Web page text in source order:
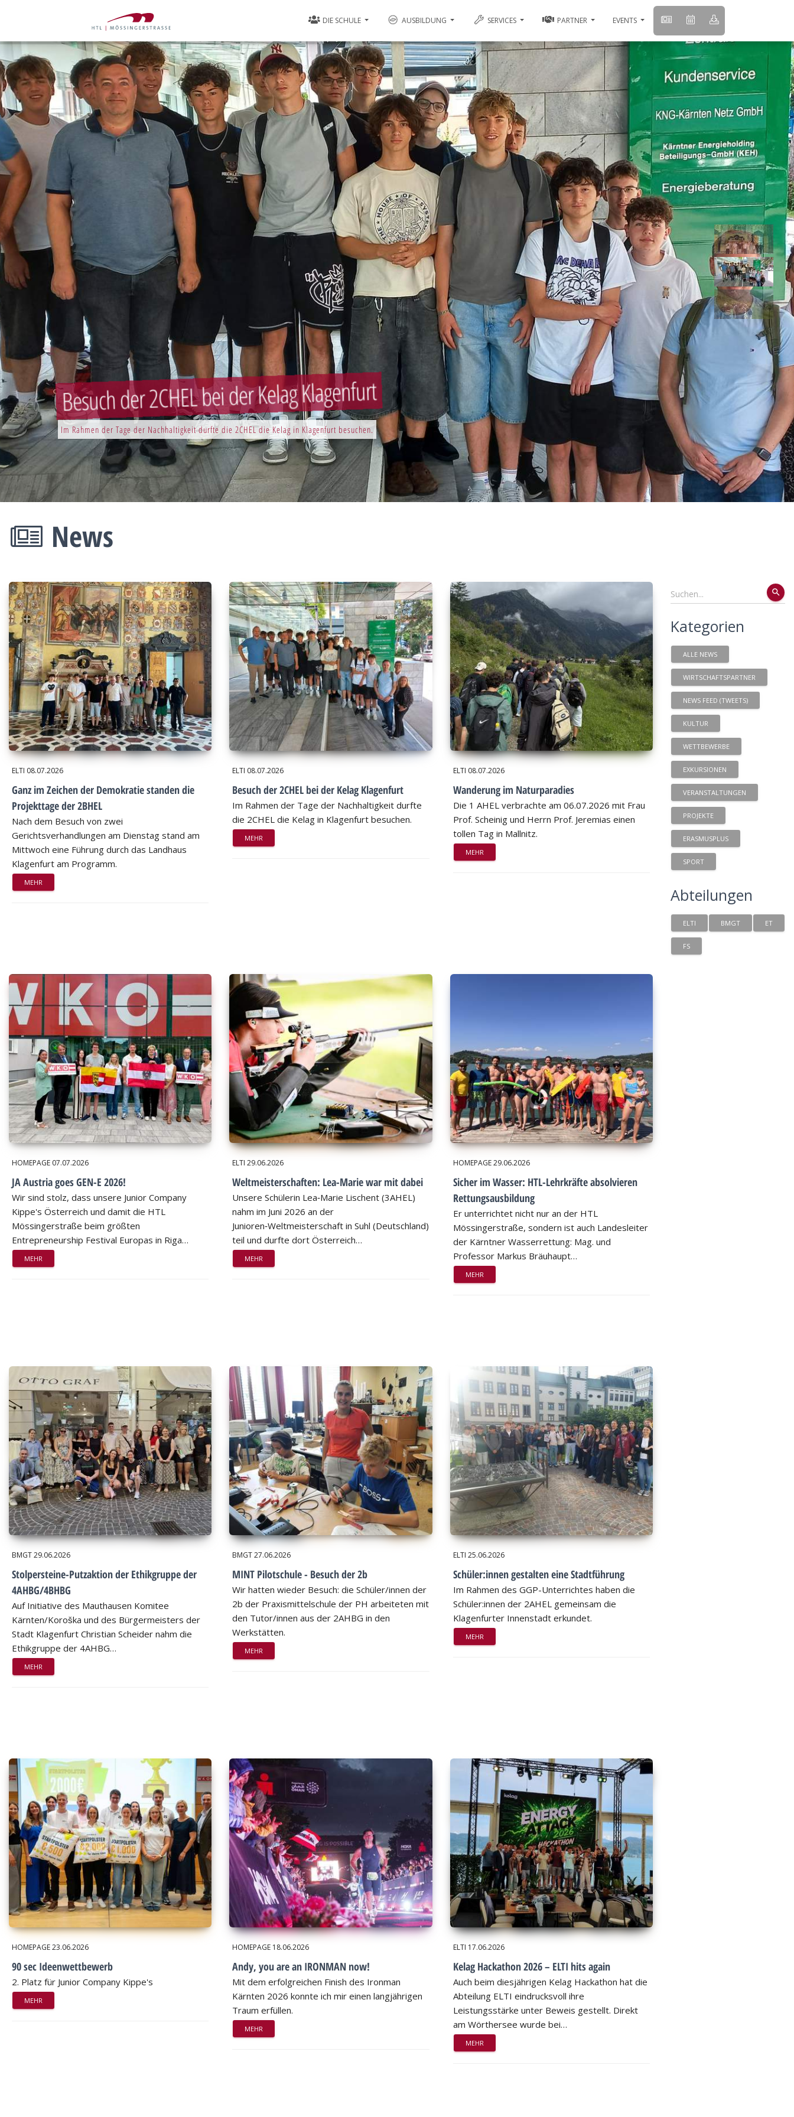
DIE SCHULE AUSBILDUNG SERVICES PARTNER EVENTS
Im Rahmen der Tage der Nachhaltigkeit durfte die 2CHEL die Kelag in Klagenfurt besuchen.
Besuch der 2CHEL bei der Kelag Klagenfurt
News
ELTI 08.07.2026
Ganz im Zeichen der Demokratie standen die
Projekttage der 2BHEL
Nach dem Besuch von zwei
Gerichtsverhandlungen am Dienstag stand am
Mittwoch eine Führung durch das Landhaus
Klagenfurt am Programm.
MEHR
ELTI 08.07.2026
Besuch der 2CHEL bei der Kelag Klagenfurt
Im Rahmen der Tage der Nachhaltigkeit durfte
die 2CHEL die Kelag in Klagenfurt besuchen.
MEHR
ELTI 08.07.2026
Wanderung im Naturparadies
Die 1 AHEL verbrachte am 06.07.2026 mit Frau
Prof. Scheinig und Herrn Prof. Jeremias einen
tollen Tag in Mallnitz.
MEHR
HOMEPAGE 07.07.2026
JA Austria goes GEN-E 2026!
Wir sind stolz, dass unsere Junior Company
Kippe's Österreich und damit die HTL
Mössingerstraße beim größten
Entrepreneurship Festival Europas in Riga…
MEHR
ELTI29.06.2026
Weltmeisterschaften: Lea-Marie war mit dabei
Unsere Schülerin Lea‑Marie Lischent (3AHEL)
nahm im Juni 2026 an der
Junioren‑Weltmeisterschaft in Suhl (Deutschland)
teil und durfte dort Österreich…
MEHR
HOMEPAGE29.06.2026
Sicher im Wasser: HTL-Lehrkräfte absolvieren
Rettungsausbildung
Er unterrichtet nicht nur an der HTL
Mössingerstraße, sondern ist auch Landesleiter
der Kärntner Wasserrettung: Mag. und
Professor Markus Bräuhaupt…
MEHR
BMGT29.06.2026
Stolpersteine-Putzaktion der Ethikgruppe der
4AHBG/4BHBG
Auf Initiative des Mauthausen Komitee
Kärnten/Koroška und des Bürgermeisters der
Stadt Klagenfurt Christian Scheider nahm die
Ethikgruppe der 4AHBG…
MEHR
BMGT27.06.2026
MINT Pilotschule - Besuch der 2b
Wir hatten wieder Besuch: die Schüler/innen der
2b der Praxismittelschule der PH arbeiteten mit
den Tutor/innen aus der 2AHBG in den
Werkstätten.
MEHR
ELTI 25.06.2026
Schüler:innen gestalten eine Stadtführung
Im Rahmen des GGP-Unterrichtes haben die
Schüler:innen der 2AHEL gemeinsam die
Klagenfurter Innenstadt erkundet.
MEHR
HOMEPAGE23.06.2026
90 sec Ideenwettbewerb
2. Platz für Junior Company Kippe's
MEHR
HOMEPAGE 18.06.2026
Andy, you are an IRONMAN now!
Mit dem erfolgreichen Finish des Ironman
Kärnten 2026 konnte ich mir einen langjährigen
Traum erfüllen.
MEHR
ELTI 17.06.2026
Kelag Hackathon 2026 – ELTI hits again
Auch beim diesjährigen Kelag Hackathon hat die
Abteilung ELTI eindrucksvoll ihre
Leistungsstärke unter Beweis gestellt. Direkt
am Wörthersee wurde bei…
MEHR
search
Kategorien
ALLE NEWS
WIRTSCHAFTSPARTNER
NEWS FEED (TWEETS)
KULTUR
WETTBEWERBE
EXKURSIONEN
VERANSTALTUNGEN
PROJEKTE
ERASMUSPLUS
SPORT
Abteilungen
ELTI BMGT ET
FS